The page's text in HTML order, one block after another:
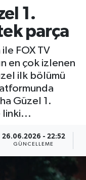
1.
parça
FOX TV
en çok izlenen
ilk bölümü
Güzel 1.
linki...
26.06.2026 - 22:52
GÜNCELLEME
Haritası